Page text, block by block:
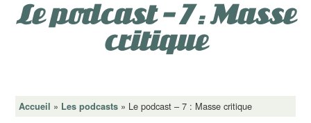
Le podcast – 7 : Masse
critique
Accueil » Les podcasts » Le podcast – 7 : Masse critique